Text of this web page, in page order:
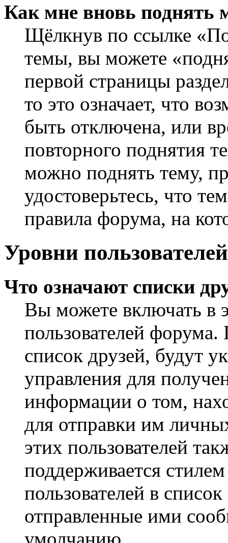
Как мне вновь поднять
Щёлкнув по ссылке
темы, вы можете
первой страницы
то это означает, что
быть отключена, или
повторного поднятия
можно поднять тему,
удостоверьтесь, что
правила форума, на
Уровни
Что означают списки
Вы можете включать в
пользователей форума.
список друзей, будут
управления для
информации о том,
для отправки им
этих пользователей
поддерживается
пользователей в
отправленные ими
умолчанию.